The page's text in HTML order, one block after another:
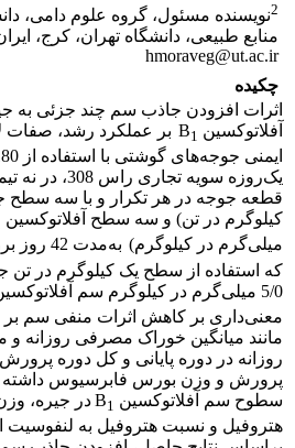
2نویسنده مسئول، گروه علوم دامی،
منابع طبیعی، دانشگاه تهران، کرج،
hmoraveg@ut.ac.ir
چکیده
اثرات افزودن جاذب سم چند جزئی به
آفلاتوکسین B 1
بر عملکرد رشد، صفات
یک‌روزه سویه
کیلوگرم در تن) و سه سطح آفلاتوکسین B
میلی‌گرم در کیلوگرم)
به‌مدت
که استفاده از سطح یک کیلوگرم در تن
5/0 میلی‌گرم در کیلوگرم سم آفلاتوکسین B
معنی‌داری بر کاهش اثرات منفی سم
مانند میانگین خوراک مصرفی روزانه و
روزانه در دوره پایانی و کل دوره
سطوح سم آفلاتوکسین B 1
در جیره،